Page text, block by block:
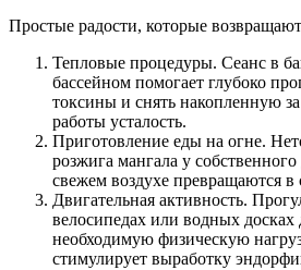
Простые радости, которые
Тепловые процедуры. Сеанс в
бассейном помогает глубоко
токсины и снять накопленную
работы усталость.
Приготовление еды на огне.
розжига мангала у
свежем воздухе превращаются в
Двигательная активность.
велосипедах или водных досках
необходимую физическую
стимулирует выработку